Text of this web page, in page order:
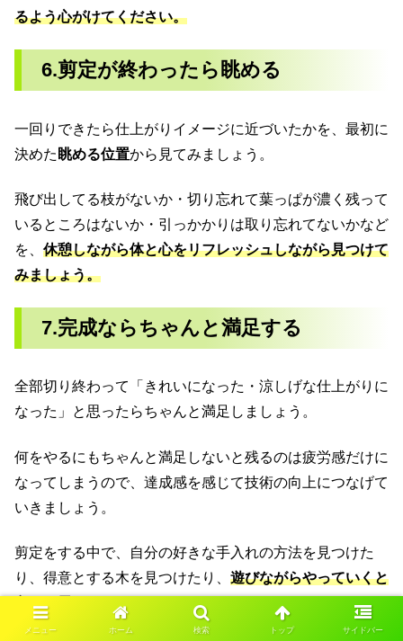
るよう心がけてください。
6.剪定が終わったら眺める
一回りできたら仕上がりイメージに近づいたかを、最初に
決めた 眺める位置から見てみましょう。
飛び出してる枝がないか・切り忘れて葉っぱが濃く残って
いるところはないか・引っかかりは取り忘れてないかなど
を、 休憩しながら体と心をリフレッシュしながら見つけて
みましょう。
7.完成ならちゃんと満足する
全部切り終わって「きれいになった・涼しげな仕上がりに
なった」と思ったらちゃんと満足しましょう。
何をやるにもちゃんと満足しないと残るのは疲労感だけに
なってしまうので、達成感を感じて技術の向上につなげて
いきましょう。
剪定をする中で、自分の好きな手入れの方法を見つけた
り、得意とする木を見つけたり、 遊びながらやっていくと
良いと思います。
メニュー ホーム 検索 トップ サイドバー